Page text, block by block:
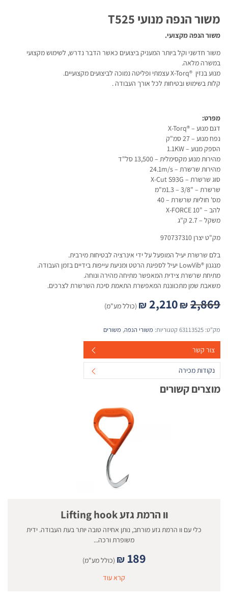
משור הנפה מנועי T525
משור הנפה מקצועי.
משור חדשני וקל ביותר המעניק ביצועים כאשר הדבר נדרש, לשימוש מקצועי
במשרה מלאה.
מנוע בנזין ®X-Torq עצמתי ופליטה נמוכה לביצועים מקצועיים.
קלות בשימוש ובטיחות לכל אורך העבודה .
מפרט:
דגם מנוע – ®X-Torq
נפח מנוע – 27 סמ"ק
הספק מנוע – 1.1KW
מהירות מנוע מקסימלית – 13,500 סל"ד
מהירות שרשרת – 24.1m/s
סוג שרשרת – X-Cut S93G
שרשרת – "3/8 – 1.3מ"מ
מס' חוליות שרשרת – 40
להב – "10 X-FORCE
משקל – 2.7 ק"ג
מק"ט יצרן 970737310
בלם שרשרת יעיל המופעל על ידי אינרציה לבטיחות מירבית.
מנגנון ®LowVib יעיל לספיגת הרטט ומניעת עייפות בידיים בזמן העבודה.
מתיחת שרשרת צידית המאפשר מתיחה מהירה ונוחה.
משאבת שמן מתכווננת המאפשרת התאמת סיכת השרשרת לצרכים.
₪2,869
₪ 2,210 (כולל מע"מ)
מק"ט: 63113525קטגוריות: משורי הנפה, משורים
צור קשר
נקודות מכירה
מוצרים קשורים
וו הרמת גזע Lifting hook
כלי עם וו הרמת גזע מורחב, נותן אחיזה טובה יותר בעת העבודה. ידית
משופרת ורכה...
₪ 189
(כולל מע"מ)
קרא עוד